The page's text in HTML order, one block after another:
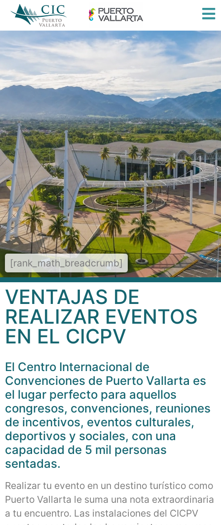
[rank_math_breadcrumb]
VENTAJAS DE
REALIZAR EVENTOS
EN EL CICPV
El Centro Internacional de
Convenciones de Puerto Vallarta es
el lugar perfecto para aquellos
congresos, convenciones, reuniones
de incentivos, eventos culturales,
deportivos y sociales, con una
capacidad de 5 mil personas
sentadas.
Realizar tu evento en un destino turístico como
Puerto Vallarta le suma una nota extraordinaria
a tu encuentro. Las instalaciones del CICPV